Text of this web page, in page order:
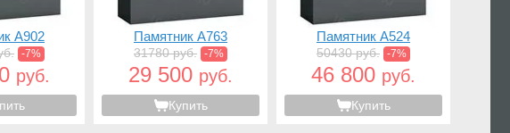
A902
-7%
руб.
Памятник A763
31780 руб. -7%
29 500 руб.
Купить
Памятник A524
50430 руб. -7%
46 800 руб.
Купить